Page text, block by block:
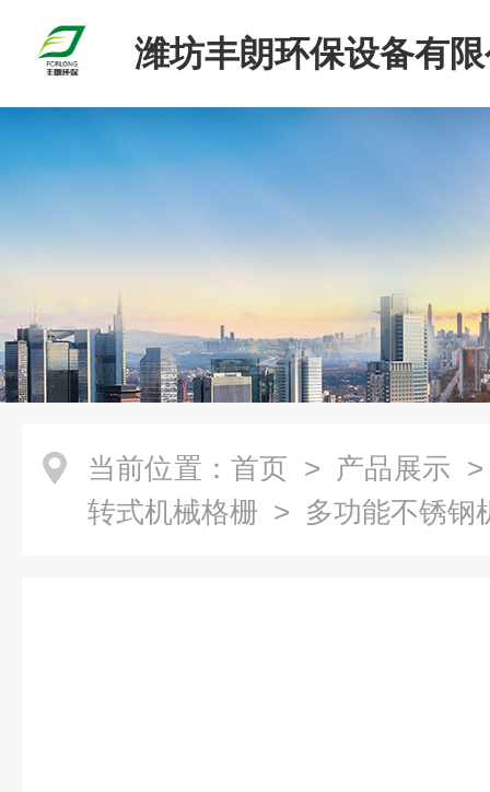
潍坊丰朗环保设备有
当前位置： 首页 > 产品展示
转式机械格栅 > 多功能不锈钢